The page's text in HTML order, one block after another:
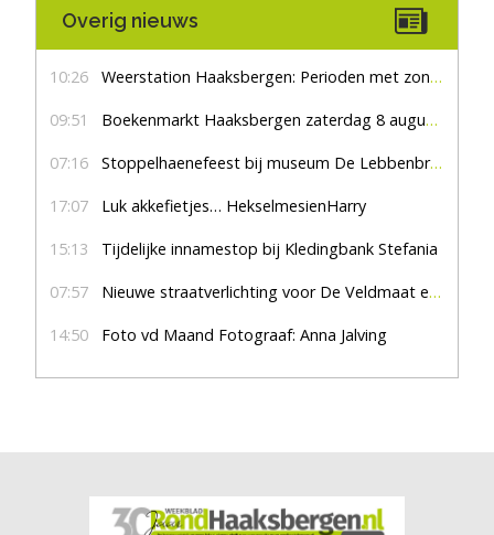
Overig nieuws
10:26 Weerstation Haaksbergen: Perioden met zon en droog
09:51 Boekenmarkt Haaksbergen zaterdag 8 augustus, marktplein Haaksbergen
07:16 Stoppelhaenefeest bij museum De Lebbenbrugge
17:07 Luk akkefietjes… HekselmesienHarry
15:13 Tijdelijke innamestop bij Kledingbank Stefania
07:57 Nieuwe straatverlichting voor De Veldmaat en De Pas
14:50 Foto vd Maand Fotograaf: Anna Jalving